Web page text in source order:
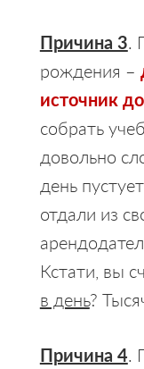
Причина 3.
рождения –
источник
собрать
довольно
день
отдали из
Кстати, вы
в день?
Причина 4.